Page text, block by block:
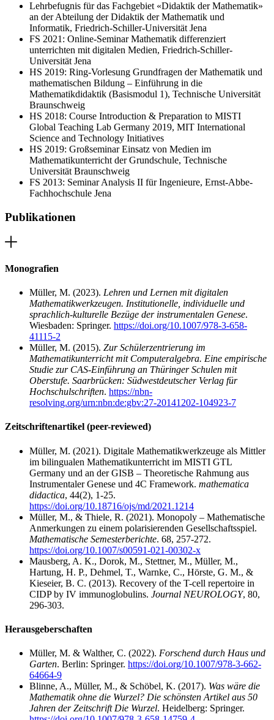
Lehrbefugnis für das Fachgebiet «Didaktik der Mathematik»
an der Abteilung der Didaktik der Mathematik und
Informatik, Friedrich-Schiller-Universität Jena
FS 2021: Online-Seminar Mathematik differenziert
unterrichten mit digitalen Medien, Friedrich-Schiller-
Universität Jena
HS 2019: Ring-Vorlesung Grundfragen der Mathematik und
mathematischen Bildung – Einführung in die
Mathematikdidaktik (Basismodul 1), Technische Universität
Braunschweig
HS 2018: Course Introduction & Preparation to MISTI
Global Teaching Lab Germany 2019, MIT International
Science and Technology Initiatives
HS 2019: Großseminar Einsatz von Medien im
Mathematikunterricht der Grundschule, Technische
Universität Braunschweig
FS 2013: Seminar Analysis II für Ingenieure, Ernst-Abbe-
Fachhochschule Jena
Publikationen
Monografien
Müller, M. (2023). Lehren und Lernen mit digitalen
Mathematikwerkzeugen. Institutionelle, individuelle und
sprachlich-kulturelle Bezüge der instrumentalen Genese.
Wiesbaden: Springer. https://doi.org/10.1007/978-3-658-
41115-2
Müller, M. (2015). Zur Schülerzentrierung im
Mathematikunterricht mit Computeralgebra. Eine empirische
Studie zur CAS-Einführung an Thüringer Schulen mit
Oberstufe. Saarbrücken: Südwestdeutscher Verlag für
Hochschulschriften. https://nbn-
resolving.org/urn:nbn:de:gbv:27-20141202-104923-7
Zeitschriftenartikel (peer-reviewed)
Müller, M. (2021). Digitale Mathematikwerkzeuge als Mittler
im bilingualen Mathematikunterricht im MISTI GTL
Germany und an der GISB – Theoretische Rahmung aus
Instrumentaler Genese und 4C Framework. mathematica
didactica, 44(2), 1-25.
https://doi.org/10.18716/ojs/md/2021.1214
Müller, M., & Thiele, R. (2021). Monopoly – Mathematische
Anmerkungen zu einem polarisierenden Gesellschaftsspiel.
Mathematische Semesterberichte. 68, 257-272.
https://doi.org/10.1007/s00591-021-00302-x
Mausberg, A. K., Dorok, M., Stettner, M., Müller, M.,
Hartung, H. P., Dehmel, T., Warnke, C., Hörste, G. M., &
Kieseier, B. C. (2013). Recovery of the T-cell repertoire in
CIDP by IV immunoglobulins. Journal NEUROLOGY, 80,
296-303.
Herausgeberschaften
Müller, M. & Walther, C. (2022). Forschend durch Haus und
Garten. Berlin: Springer. https://doi.org/10.1007/978-3-662-
64664-9
Blinne, A., Müller, M., & Schöbel, K. (2017). Was wäre die
Mathematik ohne die Wurzel? Die schönsten Artikel aus 50
Jahren der Zeitschrift Die Wurzel. Heidelberg: Springer.